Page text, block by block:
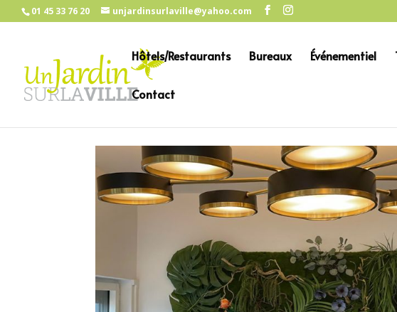
01 45 33 76 20 unjardinsurlaville@yahoo.com
Hôtels/Restaurants Bureaux Événementiel
Contact